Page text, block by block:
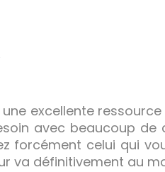
une excellente
avec beaucoup
forcément celui qui
va définitivement au